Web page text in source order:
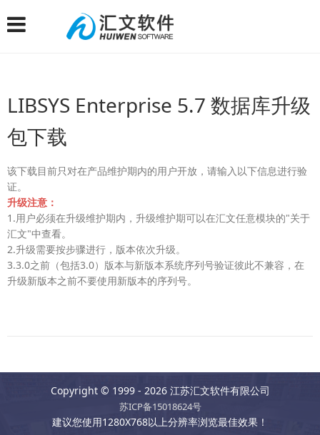
LIBSYS Enterprise 5.7 数据库升级
包下载
该下载目前只对在产品维护期内的用户开放，请输入以下信息进行验
证。
升级注意：
1.用户必须在升级维护期内，升级维护期可以在汇文任意模块的"关于
汇文"中查看。
2.升级需要按步骤进行，版本依次升级。
3.3.0之前（包括3.0）版本与新版本系统序列号验证彼此不兼容，在
升级新版本之前不要使用新版本的序列号。
Copyright © 1999 - 2026 江苏汇文软件有限公司
苏ICP备15018624号
建议您使用1280X768以上分辨率浏览最佳效果！